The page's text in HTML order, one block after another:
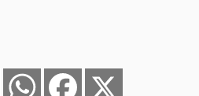
Facebook
WhatsApp
LinkedIn